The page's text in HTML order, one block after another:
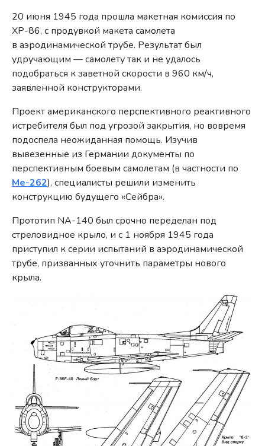
20 июня 1945 года прошла макетная комиссия по
XP-86, с продувкой макета самолета
в аэродинамической трубе. Результат был
удручающим — самолету так и не удалось
подобраться к заветной скорости в 960 км/ч,
заявленной конструкторами.
Проект американского перспективного реактивного
истребителя был под угрозой закрытия, но вовремя
подоспела неожиданная помощь. Изучив
вывезенные из Германии документы по
перспективным боевым самолетам (в частности по
Me-262), специалисты решили изменить
конструкцию будущего «Сейбра».
Прототип NA-140 был срочно переделан под
стреловидное крыло, и с 1 ноября 1945 года
приступил к серии испытаний в аэродинамической
трубе, призванных уточнить параметры нового
крыла.